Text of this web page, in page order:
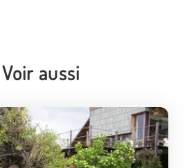
Voir aussi